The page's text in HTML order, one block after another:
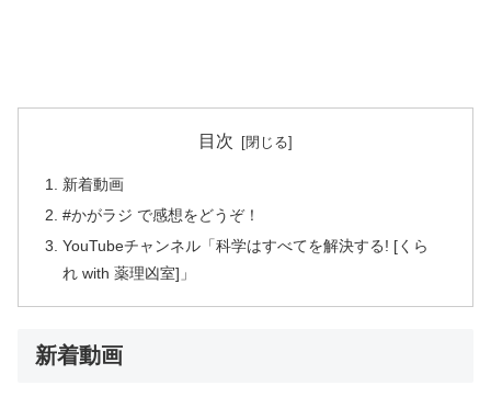
目次
新着動画
#かがラジ で感想をどうぞ！
YouTubeチャンネル「科学はすべてを解決する! [くら
れ with 薬理凶室]」
新着動画